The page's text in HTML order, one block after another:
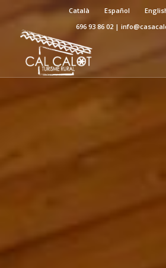
Català Español
696 93 86 02 |